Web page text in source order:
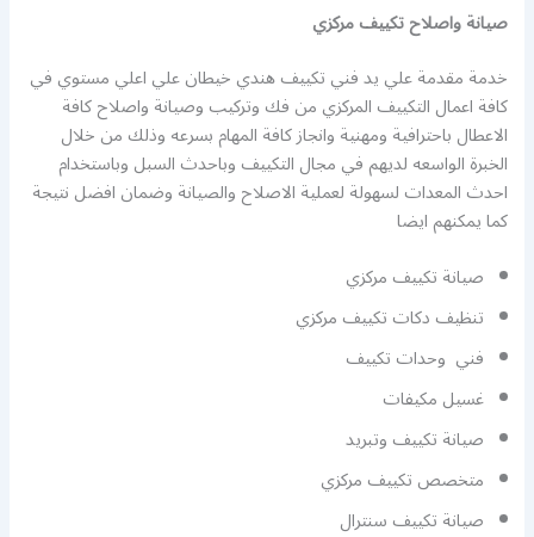
صيانة واصلاح تكييف مركزي
خدمة مقدمة علي يد فني تكييف هندي خيطان علي اعلي مستوي في
كافة اعمال التكييف المركزي من فك وتركيب وصيانة واصلاح كافة
الاعطال باحترافية ومهنية وانجاز كافة المهام بسرعه وذلك من خلال
الخبرة الواسعه لديهم في مجال التكييف وباحدث السبل وباستخدام
احدث المعدات لسهولة لعملية الاصلاح والصيانة وضمان افضل نتيجة
كما يمكنهم ايضا
صيانة تكييف مركزي
تنظيف دكات تكييف مركزي
فني وحدات تكييف
غسيل مكيفات
صيانة تكييف وتبريد
متخصص تكييف مركزي
صيانة تكييف سنترال